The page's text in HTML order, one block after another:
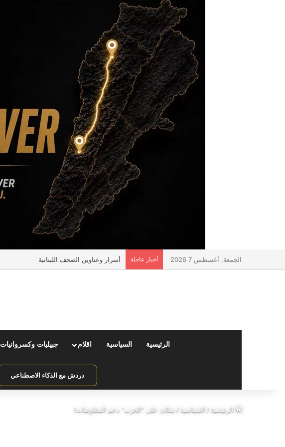
الجمعة, أغسطس 7 2026 أخبار عاجلة أسرار وعناوين الصحف اللبنانية
الرئيسية السياسية اقلام جبيليات وكسروانيات
دردش مع الذكاء الاصطناعي
الرئيسية/ السياسية/سلام: على “الحزب” دعم المفاوضات!